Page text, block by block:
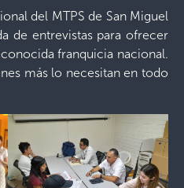
del MTPS de San Miguel
de entrevistas para ofrecer
franquicia nacional.
más lo necesitan en todo